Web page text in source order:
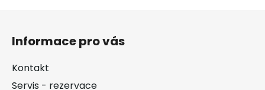
Informace pro vás
Kontakt
Servis - rezervace